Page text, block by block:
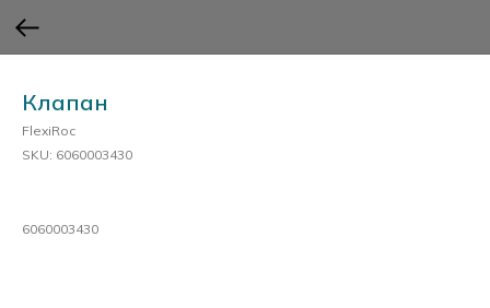
Клапан
FlexiRoc
SKU: 6060003430
6060003430